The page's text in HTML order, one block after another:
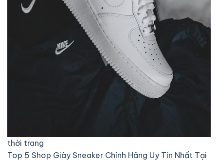
thời trang
Top 5 Shop Giày Sneaker Chính Hãng Uy Tín Nhất Tại